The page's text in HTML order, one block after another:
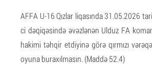
AFFA U-16 Qızlar liqasında 31.05.2026
ci dəqiqəsində əvəzlənən Ulduz FA
hakimi təhqir etdiyinə görə qırmızı
oyuna buraxılmasın. (Maddə 52.4)